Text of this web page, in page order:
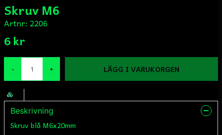
Skruv M6
Artnr: 2206
6 kr
- + LÄGG I VARUKORGEN
Beskrivning
Skruv blå M6x20mm